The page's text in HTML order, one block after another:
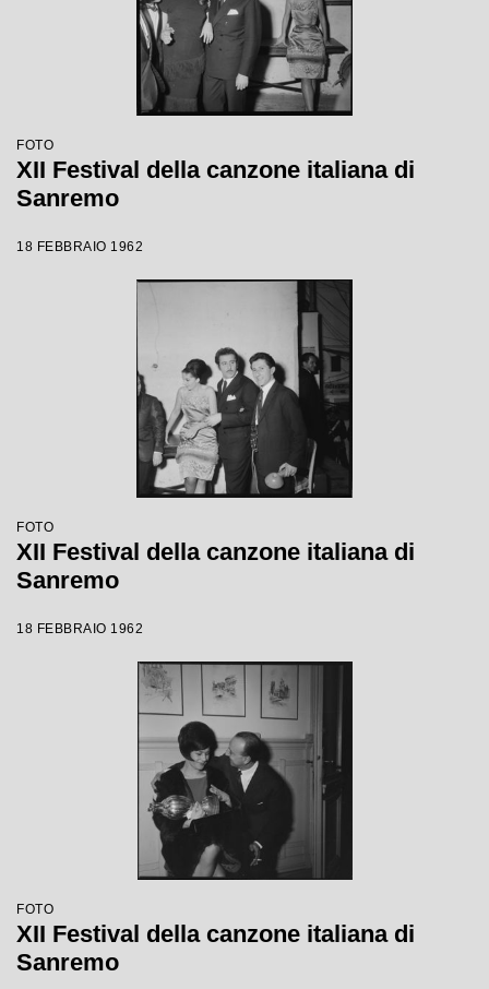
FOTO
XII Festival della canzone italiana di
Sanremo
18 FEBBRAIO 1962
FOTO
XII Festival della canzone italiana di
Sanremo
18 FEBBRAIO 1962
FOTO
XII Festival della canzone italiana di
Sanremo